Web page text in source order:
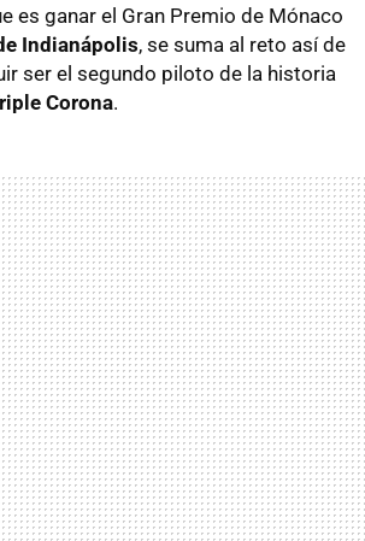
es ganar el Gran Premio de Mónaco
Indianápolis, se suma al reto así de
ser el segundo piloto de la historia
Corona.